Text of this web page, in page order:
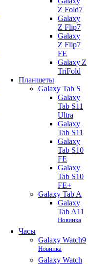
Z Fold7
Galaxy
Z Flip7
Galaxy
Z Flip7
FE
Galaxy Z
TriFold
Планшеты
Galaxy Tab S
Galaxy
Tab S11
Ultra
Galaxy
Tab S11
Galaxy
Tab S10
FE
Galaxy
Tab S10
FE+
Galaxy Tab A
Galaxy
Tab A11
Новинка
Часы
Galaxy Watch9
Новинка
Galaxy Watch